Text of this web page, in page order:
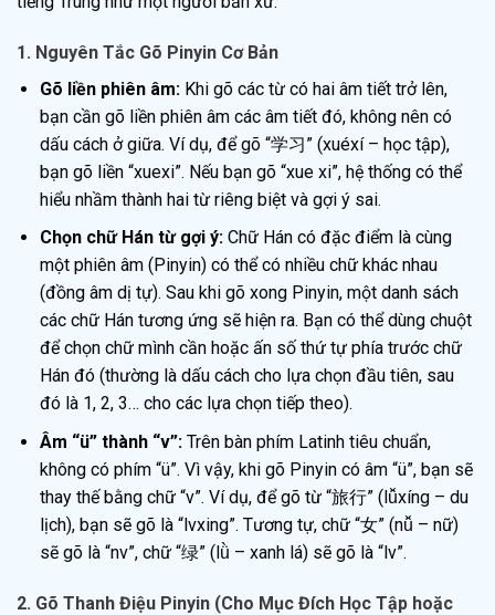
1. Nguyên Tắc Gõ Pinyin Cơ Bản
Gõ liền phiên âm:Khi gõ các từ có hai âm tiết trở lên,
bạn cần gõ liền phiên âm các âm tiết đó, không nên có
dấu cách ở giữa. Ví dụ, để gõ “学习” (xuéxí – học tập),
bạn gõ liền “xuexi”. Nếu bạn gõ “xue xi”, hệ thống có thể
hiểu nhầm thành hai từ riêng biệt và gợi ý sai.
Chọn chữ Hán từ gợi ý:Chữ Hán có đặc điểm là cùng
một phiên âm (Pinyin) có thể có nhiều chữ khác nhau
(đồng âm dị tự). Sau khi gõ xong Pinyin, một danh sách
các chữ Hán tương ứng sẽ hiện ra. Bạn có thể dùng chuột
để chọn chữ mình cần hoặc ấn số thứ tự phía trước chữ
Hán đó (thường là dấu cách cho lựa chọn đầu tiên, sau
đó là 1, 2, 3… cho các lựa chọn tiếp theo).
Âm “ü” thành “v”:Trên bàn phím Latinh tiêu chuẩn,
không có phím “ü”. Vì vậy, khi gõ Pinyin có âm “ü”, bạn sẽ
thay thế bằng chữ “v”. Ví dụ, để gõ từ “旅行” (lǚxíng – du
lịch), bạn sẽ gõ là “lvxing”. Tương tự, chữ “女” (nǚ – nữ)
sẽ gõ là “nv”, chữ “绿” (lǜ – xanh lá) sẽ gõ là “lv”.
2. Gõ Thanh Điệu Pinyin (Cho Mục Đích Học Tập hoặc